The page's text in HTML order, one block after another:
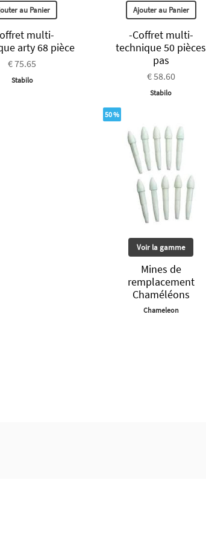
au Panier
multi-
arty 68 pièce
€ 75.65
Stabilo
Ajouter au Panier
-Coffret multi-
technique 50 pièces
pas
€ 58.60
Stabilo
50 %
Voir la gamme
Mines de
remplacement
Chaméléons
Chameleon